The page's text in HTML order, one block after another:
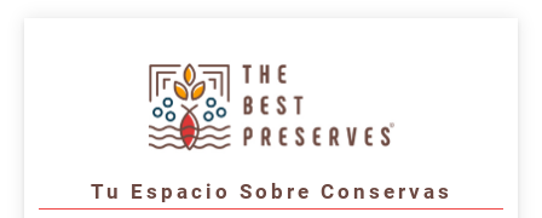
Tu Espacio Sobre Conservas